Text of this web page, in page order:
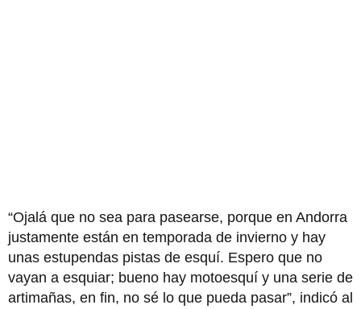
“Ojalá que no sea para pasearse, porque en Andorra
justamente están en temporada de invierno y hay
unas estupendas pistas de esquí. Espero que no
vayan a esquiar; bueno hay motoesquí y una serie de
artimañas, en fin, no sé lo que pueda pasar”, indicó al